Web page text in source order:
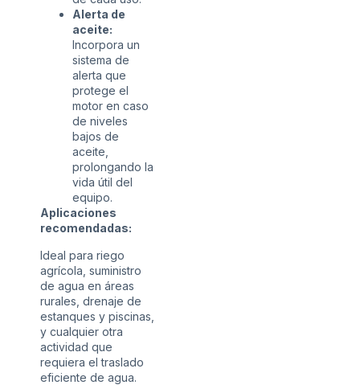
Alerta de
aceite:
Incorpora un
sistema de
alerta que
protege el
motor en caso
de niveles
bajos de
aceite,
prolongando la
vida útil del
equipo.
Aplicaciones
recomendadas:
Ideal para riego
agrícola, suministro
de agua en áreas
rurales, drenaje de
estanques y piscinas,
y cualquier otra
actividad que
requiera el traslado
eficiente de agua.